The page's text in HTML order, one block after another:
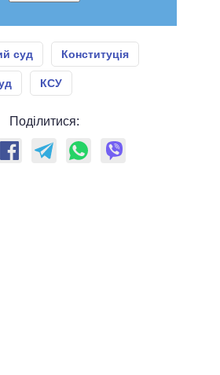
суд Конституція
КСУ
Поділитися: